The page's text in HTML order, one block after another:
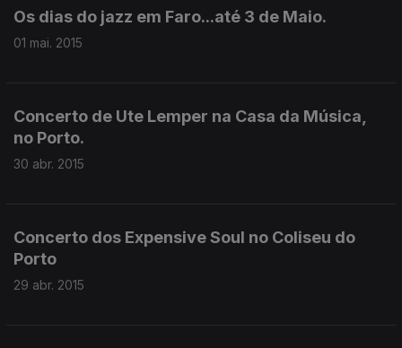
Os dias do jazz em Faro...até 3 de Maio.
01 mai. 2015
Concerto de Ute Lemper na Casa da Música,
no Porto.
30 abr. 2015
Concerto dos Expensive Soul no Coliseu do
Porto
29 abr. 2015